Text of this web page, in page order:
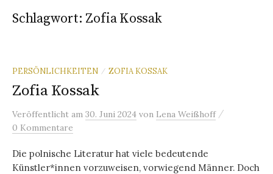
Schlagwort: Zofia Kossak
PERSÖNLICHKEITEN / ZOFIA KOSSAK
Zofia Kossak
Veröffentlicht am 30. Juni 2024 von Lena Weißhoff /
0 Kommentare
Die polnische Literatur hat viele bedeutende
Künstler*innen vorzuweisen, vorwiegend Männer. Doch